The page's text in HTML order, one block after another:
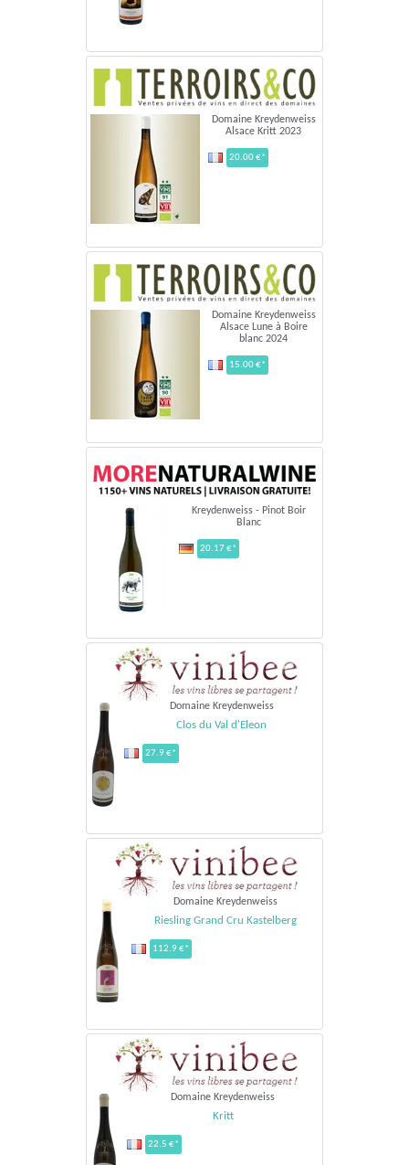
Domaine Kreydenweiss
Alsace Kritt 2023
20.00 €*
Domaine Kreydenweiss
Alsace Lune à Boire
blanc 2024
15.00 €*
Kreydenweiss - Pinot Boir
Blanc
20.17 €*
Domaine Kreydenweiss
Clos du Val d'Eleon
27.9 €*
Domaine Kreydenweiss
Riesling Grand Cru Kastelberg
112.9 €*
Domaine Kreydenweiss
Kritt
22.5 €*